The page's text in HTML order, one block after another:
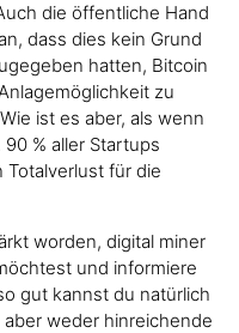
die öffentliche Hand
dass dies kein Grund
hatten, Bitcoin
zu
ist es aber, als wenn
% aller Startups
für die
worden, digital miner
und informiere
gut kannst du natürlich
weder hinreichende